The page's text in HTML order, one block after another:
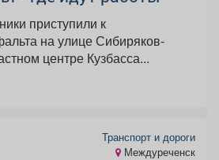
приступили к
на улице Сибиряков-
В областном центре Кузбасса...
Транспорт и дороги
Междуреченск